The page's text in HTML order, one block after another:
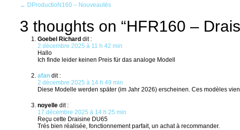
Post
navigation
← DProductioN160 – Nouveautés
3 thoughts on “HFR160 –
Goebel Richard dit :
2 décembre 2025 à 11 h 42 min
Hallo
Ich finde leider keinen Preis für das analoge Modell
afan dit :
2 décembre 2025 à 14 h 49 min
Diese Modelle werden später (im Jahr 2026) erscheinen. Ces modèles
noyelle dit :
17 décembre 2025 à 14 h 25 min
Reçu cette Draisine DU65
Trés bien réalisée, fonctionnement parfait, un achat à recommander.